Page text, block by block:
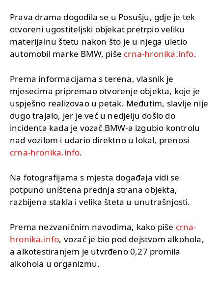
Prava drama dogodila se u Posušju, gdje je tek
otvoreni ugostiteljski objekat pretrpio veliku
materijalnu štetu nakon što je u njega uletio
automobil marke BMW, piše crna-hronika.info.
Prema informacijama s terena, vlasnik je
mjesecima pripremao otvorenje objekta, koje je
uspješno realizovao u petak. Međutim, slavlje nije
dugo trajalo, jer je već u nedjelju došlo do
incidenta kada je vozač BMW-a izgubio kontrolu
nad vozilom i udario direktno u lokal, prenosi
crna-hronika.info.
Na fotografijama s mjesta događaja vidi se
potpuno uništena prednja strana objekta,
razbijena stakla i velika šteta u unutrašnjosti.
Prema nezvaničnim navodima, kako piše crna-
hronika.info, vozač je bio pod dejstvom alkohola,
a alkotestiranjem je utvrđeno 0,27 promila
alkohola u organizmu.